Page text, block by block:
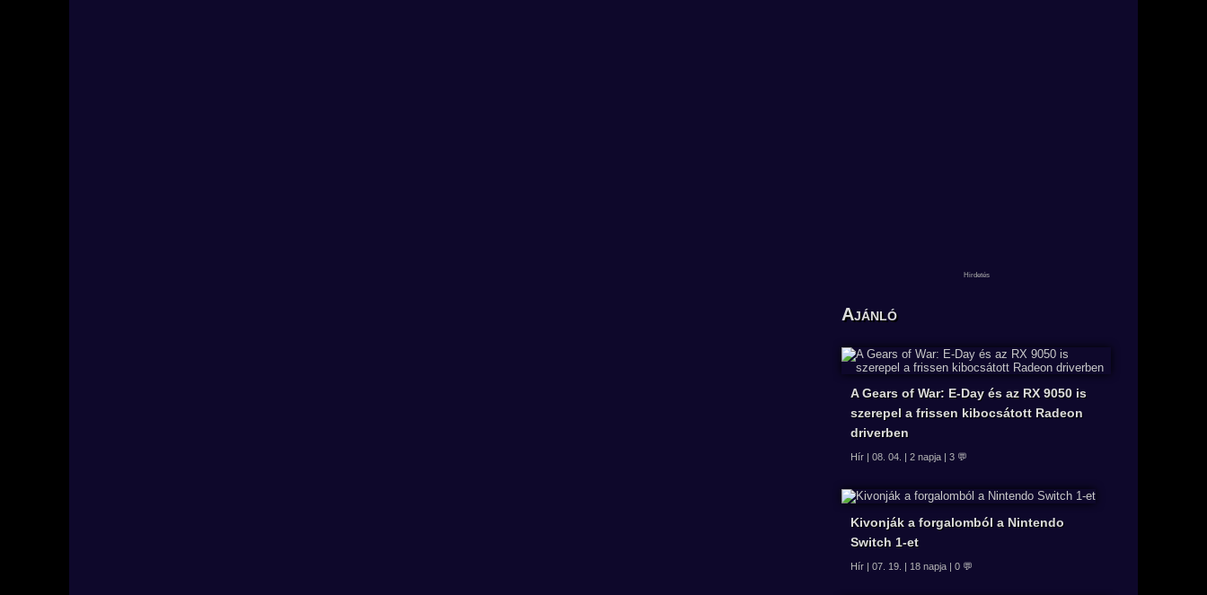
Ajánló
A Gears of War: E-Day és az RX 9050 is
szerepel a frissen kibocsátott Radeon
driverben
Hír | 08. 04. | 2 napja | 3 💬
Kivonják a forgalomból a Nintendo
Switch 1-et
Hír | 07. 19. | 18 napja | 0 💬